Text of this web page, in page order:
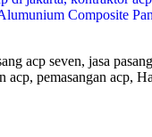
acp seven, jasa
pemasangan acp,